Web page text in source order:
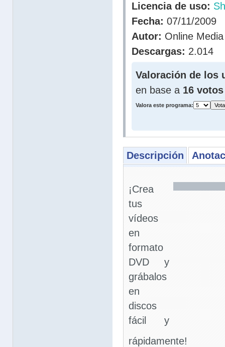
Licencia de uso:
Fecha: 07/11/2009
Autor: Online
Descargas: 2.014
Valoración de los
en base a 16 votos
Valora este programa:
Descripción
¡Crea
tus
vídeos
en
formato
DVD y
grábalos
en
discos
fácil y
rápidamente!